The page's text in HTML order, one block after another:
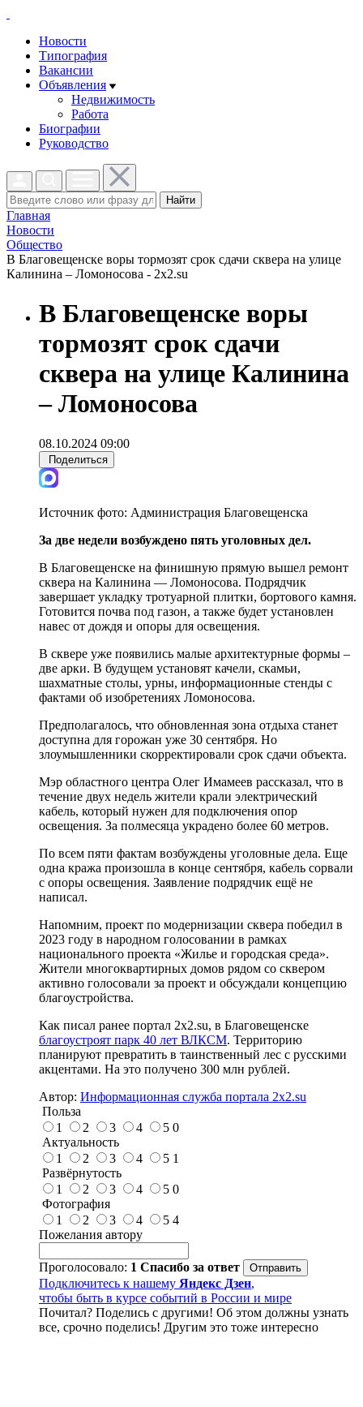
Новости
Типография
Вакансии
Объявления
Недвижимость
Работа
Биографии
Руководство
Найти
Главная
Новости
Общество
В Благовещенске воры тормозят срок сдачи сквера на улице
Калинина – Ломоносова - 2x2.su
В Благовещенске воры
тормозят срок сдачи
сквера на улице Калинина
– Ломоносова
08.10.2024 09:00
Поделиться
Источник фото: Администрация Благовещенска
За две недели возбуждено пять уголовных дел.
В Благовещенске на финишную прямую вышел ремонт
сквера на Калинина — Ломоносова. Подрядчик
завершает укладку тротуарной плитки, бортового камня.
Готовится почва под газон, а также будет установлен
навес от дождя и опоры для освещения.
В сквере уже появились малые архитектурные формы –
две арки. В будущем установят качели, скамьи,
шахматные столы, урны, информационные стенды с
фактами об изобретениях Ломоносова.
Предполагалось, что обновленная зона отдыха станет
доступна для горожан уже 30 сентября. Но
злоумышленники скорректировали срок сдачи объекта.
Мэр областного центра Олег Имамеев рассказал, что в
течение двух недель жители крали электрический
кабель, который нужен для подключения опор
освещения. За полмесяца украдено более 60 метров.
По всем пяти фактам возбуждены уголовные дела. Еще
одна кража произошла в конце сентября, кабель сорвали
с опоры освещения. Заявление подрядчик ещё не
написал.
Напомним, проект по модернизации сквера победил в
2023 году в народном голосовании в рамках
национального проекта «Жилье и городская среда».
Жители многоквартирных домов рядом со сквером
активно голосовали за проект и обсуждали концепцию
благоустройства.
Как писал ранее портал 2х2.su, в Благовещенске
благоустроят парк 40 лет ВЛКСМ. Территорию
планируют превратить в таинственный лес с русскими
акцентами. На это получено 300 млн рублей.
Автор: Информационная служба портала 2x2.su
Польза
1
2 3 4 5 0
Актуальность
1
2 3 4 5 1
Развёрнутость
1
2 3 4 5 0
Фотография
1
2 3 4 5 4
Пожелания автору
Проголосовало: 1 Спасибо за ответ
Подключитесь к нашему Яндекс Дзен,
чтобы быть в курсе событий в России и мире
Почитал? Поделись с другими! Об этом должны узнать
все, срочно поделись! Другим это тоже интересно